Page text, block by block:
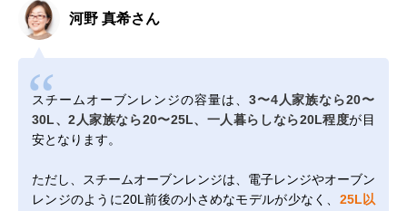
河野 真希さん
スチームオーブンレンジの容量は、 3〜4人家族なら20〜
30L、2人家族なら20〜25L、一人暮らしなら20L程度が目
安となります。
ただし、スチームオーブンレンジは、電子レンジやオーブン
レンジのように20L前後の小さめなモデルが少なく、 25L以